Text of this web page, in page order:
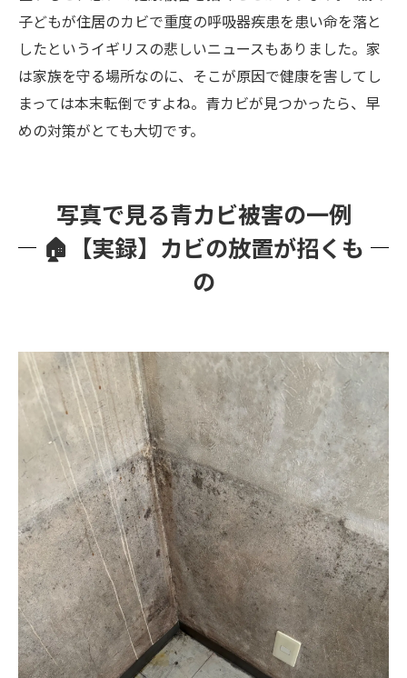
子どもが住居のカビで重度の呼吸器疾患を患い命を落と
したというイギリスの悲しいニュースもありました。家
は家族を守る場所なのに、そこが原因で健康を害してし
まっては本末転倒ですよね。青カビが見つかったら、早
めの対策がとても大切です。
写真で見る青カビ被害の一例
🏠【実録】カビの放置が招くも
の